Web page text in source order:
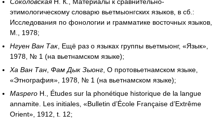
этимологическому словарю вьетмыонгских языков, в сб.:
Исследования по фонологии и грамматике восточных языков,
М., 1978;
Нгуен Ван Так , Ещё раз о языках группы вьетмыонг, «Язык»,
1978, № 1 (на вьетнамском языке);
Ха Ван Тан Фам Дык Зыонг , О протовьетнамском языке,
«Этнография», 1978, № 1 (на вьетнамском языке);
Maspero H., Études sur la phonétique historique de la langue
annamite. Les initiales, «Bulletin d’École Française d’Extrême
Orient», 1912, t. 12;